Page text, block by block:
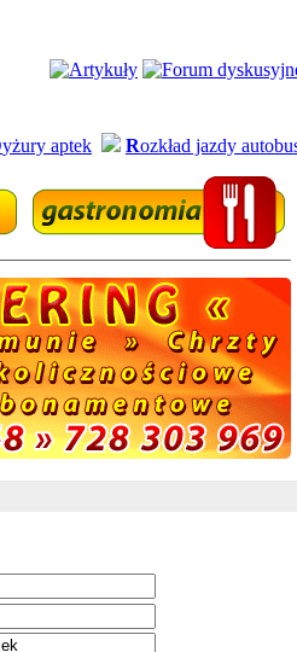
yżury aptek Rozkład jazdy